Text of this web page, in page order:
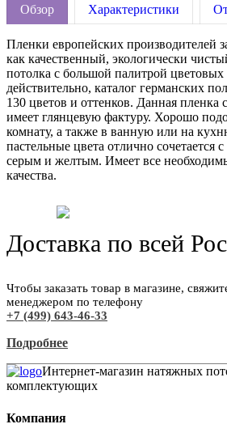
Обзор Характеристики
Пленки европейских производителей
как качественный, экологически
потолка с большой палитрой
действительно, каталог германских
130 цветов и оттенков. Данная пленка
имеет глянцевую фактуру. Хорошо
комнату, а также в ванную или на
пастельные цвета отлично сочетается
серым и желтым. Имеет все
качества.
Доставка по всей
Чтобы заказать товар в магазине,
менеджером по телефону
+7 (499) 643-46-33
Подробнее
Интернет-магазин натяжных
комплектующих
Компания